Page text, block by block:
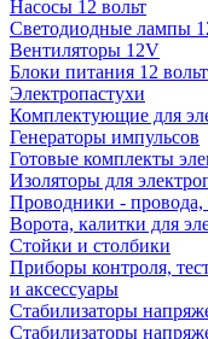
Насосы 12 вольт
Светодиодные лампы
Вентиляторы 12V
Блоки питания 12 вольт
Электропастухи
Комплектующие для
Генераторы импульсов
Готовые комплекты
Изоляторы для
Проводники - провода,
Ворота, калитки для
Стойки и столбики
Приборы контроля,
и аксессуары
Стабилизаторы
Стабилизаторы